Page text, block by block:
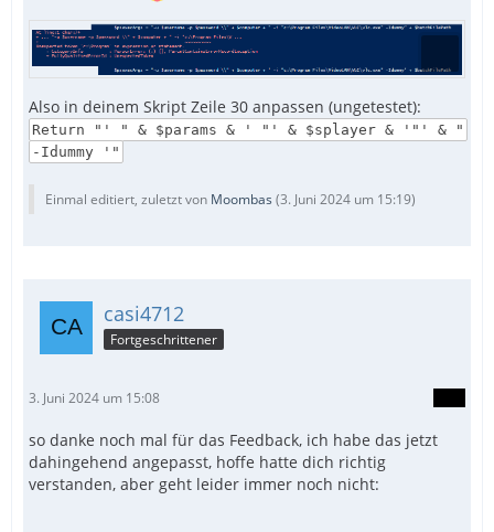
Also in deinem Skript Zeile 30 anpassen (ungetestet):
Return "' " & $params & ' "' & $splayer & '"' & "
-Idummy '"
Einmal editiert, zuletzt von Moombas (3. Juni 2024 um 15:19)
casi4712
Fortgeschrittener
3. Juni 2024 um 15:08
so danke noch mal für das Feedback, ich habe das jetzt
dahingehend angepasst, hoffe hatte dich richtig
verstanden, aber geht leider immer noch nicht: